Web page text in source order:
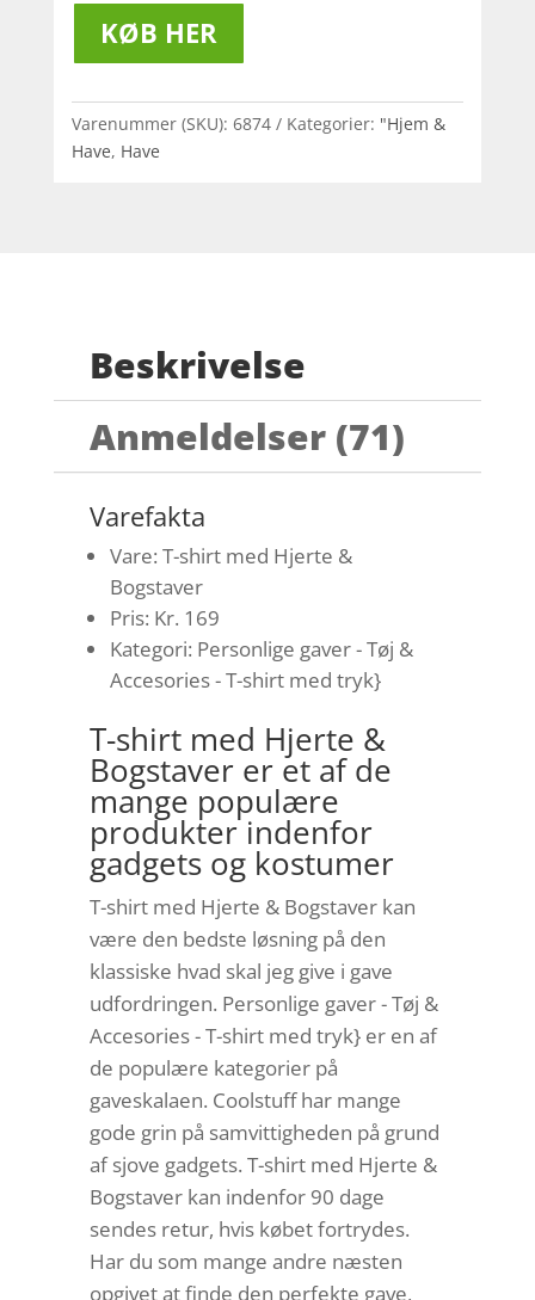
KØB HER
Varenummer (SKU): 6874 Kategorier: "Hjem &
Have, Have
Beskrivelse
Anmeldelser (71)
Varefakta
Vare: T-shirt med Hjerte &
Bogstaver
Pris: Kr. 169
Kategori: Personlige gaver - Tøj &
Accesories - T-shirt med tryk}
T-shirt med Hjerte &
Bogstaver er et af de
mange populære
produkter indenfor
gadgets og kostumer
T-shirt med Hjerte & Bogstaver kan
være den bedste løsning på den
klassiske hvad skal jeg give i gave
udfordringen. Personlige gaver - Tøj &
Accesories - T-shirt med tryk} er en af
de populære kategorier på
gaveskalaen. Coolstuff har mange
gode grin på samvittigheden på grund
af sjove gadgets. T-shirt med Hjerte &
Bogstaver kan indenfor 90 dage
sendes retur, hvis købet fortrydes.
Har du som mange andre næsten
opgivet at finde den perfekte gave,